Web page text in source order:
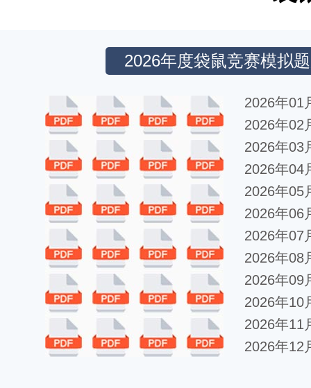
2026年度袋鼠竞赛模拟
2026年01
2026年02
2026年03
2026年04
2026年05
2026年06
2026年07
2026年08
2026年09
2026年10
2026年11
2026年12